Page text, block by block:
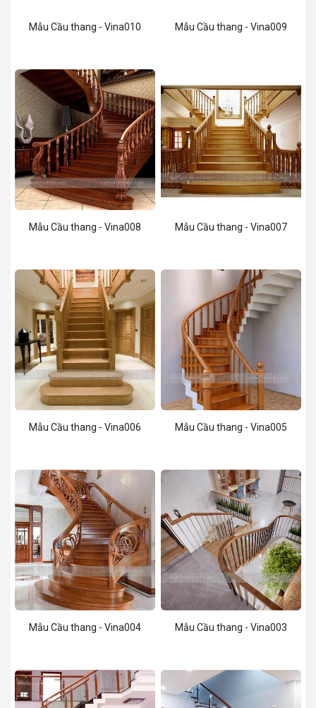
Mẫu Cầu thang - Vina010 Mẫu Cầu thang - Vina009
Mẫu Cầu thang - Vina008 Mẫu Cầu thang - Vina007
Mẫu Cầu thang - Vina006 Mẫu Cầu thang - Vina005
Mẫu Cầu thang - Vina004 Mẫu Cầu thang - Vina003